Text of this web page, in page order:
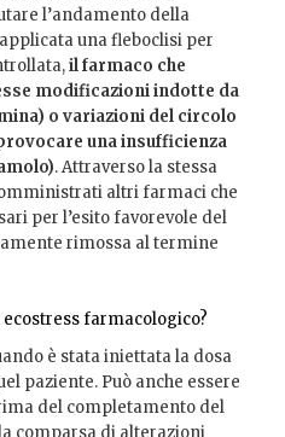
l’andamento della
una fleboclisi per
il farmaco che
modificazioni indotte da
o variazioni del circolo
una insufficienza
. Attraverso la stessa
altri farmaci che
per l’esito favorevole del
rimossa al termine
farmacologico?
è stata iniettata la dosa
paziente. Può anche essere
del completamento del